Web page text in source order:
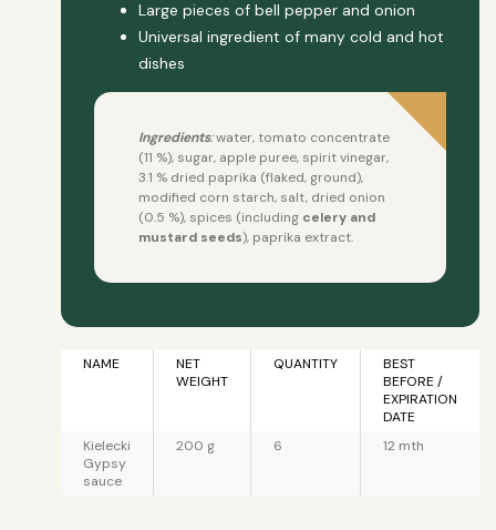
Large pieces of bell pepper and onion
Universal ingredient of many cold and hot
dishes
Ingredients:water, tomato concentrate
(11 %), sugar, apple puree, spirit vinegar,
3.1 % dried paprika (flaked, ground),
modified corn starch, salt, dried onion
(0.5 %), spices (including celery and
mustard seeds), paprika extract.
NAME
NET
WEIGHT
QUANTITY
BEST
BEFORE /
EXPIRATION
DATE
Kielecki
Gypsy
sauce
200 g 6 12 mth